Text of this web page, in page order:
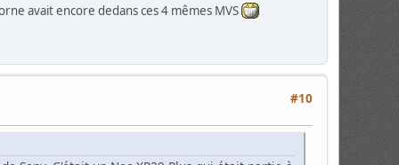
avait encore dedans ces 4 mêmes MVS
#10